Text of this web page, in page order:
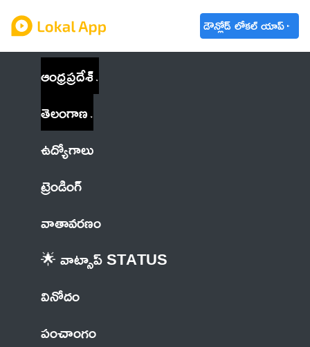
డౌన్లోడ్ లోకల్ యాప్
ఆంధ్రప్రదేశ్
తెలంగాణ
ఉద్యోగాలు
ట్రెండింగ్
వాతావరణం
🌟 వాట్సాప్ STATUS
వినోదం
పంచాంగం